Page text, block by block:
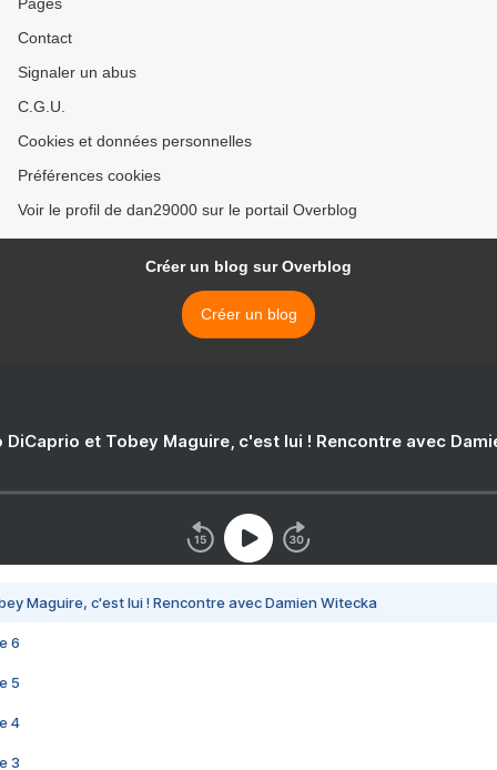
Contact
Signaler un abus
C.G.U.
Cookies et données personnelles
Préférences cookies
Voir le profil de dan29000 sur le portail Overblog
Créer un blog sur Overblog
Créer un blog
DiCaprio et Tobey Maguire, c'est lui ! Rencontre avec
Maguire, c'est lui ! Rencontre avec Damien Witecka
6
5
4
3